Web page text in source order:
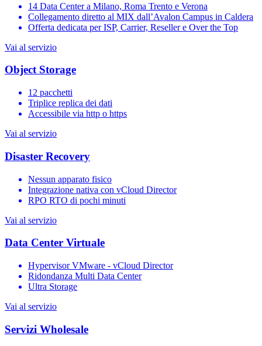
14 Data Center a Milano, Roma Trento e Verona
Collegamento diretto al MIX dall’Avalon Campus in Caldera
Offerta dedicata per ISP, Carrier, Reseller e Over the Top
Vai al servizio
Object Storage
12 pacchetti
Triplice replica dei dati
Accessibile via http o https
Vai al servizio
Disaster Recovery
Nessun apparato fisico
Integrazione nativa con vCloud Director
RPO RTO di pochi minuti
Vai al servizio
Data Center Virtuale
Hypervisor VMware - vCloud Director
Ridondanza Multi Data Center
Ultra Storage
Vai al servizio
Servizi Wholesale